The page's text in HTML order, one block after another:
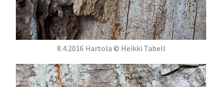
8.4.2016 Hartola © Heikki Tabell